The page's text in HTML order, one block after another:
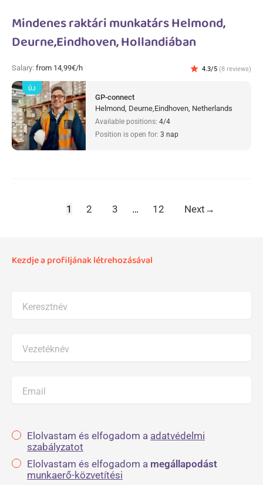
Mindenes raktári munkatárs Helmond,
Deurne,Eindhoven, Hollandiában
Salary: from 14,99€/h star 4.3/5 (8 reviews)
GP-connect
Helmond, Deurne,Eindhoven, Netherlands
Available positions: 4/4
Position is open for: 3 nap
ÚJ
1 2 3 … 12 Next →
Kezdje a profiljának létrehozásával
Keresztnév
Vezetéknév
Email
Elolvastam és elfogadom a adatvédelmi
szabályzatot
Elolvastam és elfogadom a megállapodást
munkaerő-közvetítési